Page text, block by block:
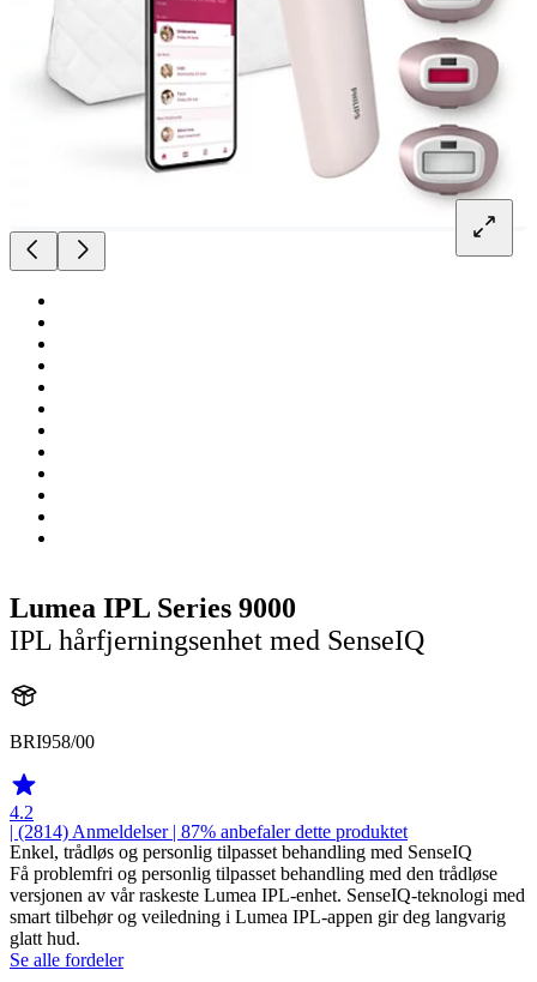
Lumea IPL Series 9000
IPL hårfjerningsenhet med SenseIQ
BRI958/00
4.2
| (2814) Anmeldelser| 87% anbefaler dette produktet
Enkel, trådløs og personlig tilpasset behandling med SenseIQ
Få problemfri og personlig tilpasset behandling med den trådløse
versjonen av vår raskeste Lumea IPL-enhet. SenseIQ-teknologi med
smart tilbehør og veiledning i Lumea IPL-appen gir deg langvarig
glatt hud.
Se alle fordeler